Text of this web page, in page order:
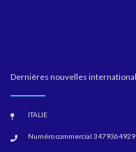
Dernières nouvelles
ITALIE
Numéro commercial 3479364929